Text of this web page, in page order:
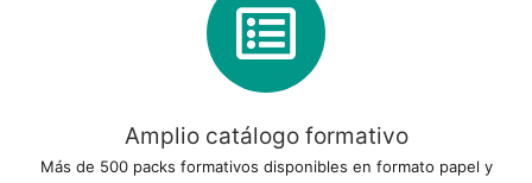
Amplio catálogo formativo
Más de 500 packs formativos disponibles en formato papel y